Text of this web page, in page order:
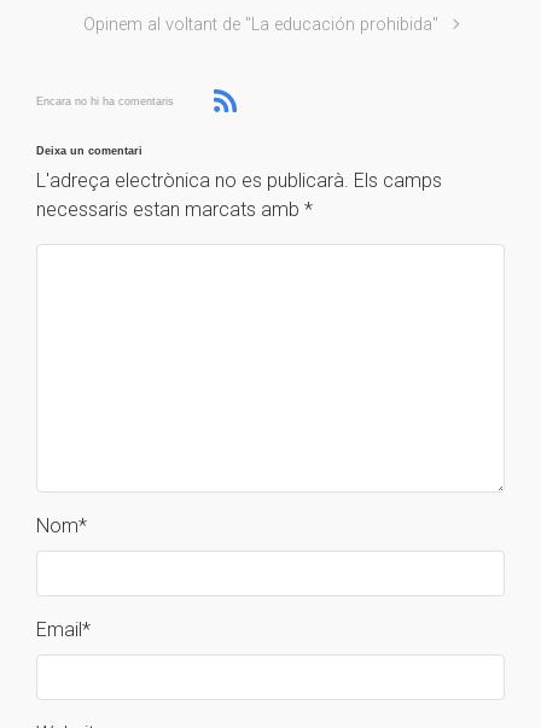
Opinem al voltant de "La educación prohibida"
Encara no hi ha comentaris
Deixa un comentari
L'adreça electrònica no es publicarà. Els camps
necessaris estan marcats amb *
Nom*
Email*